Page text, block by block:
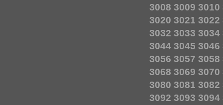
3008 3009 3010
3020 3021 3022
3032 3033 3034
3044 3045 3046
3056 3057 3058
3068 3069 3070
3080 3081 3082
3092 3093 3094